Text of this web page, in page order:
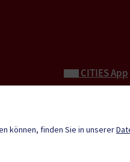
CITIES App
können, finden Sie in unserer